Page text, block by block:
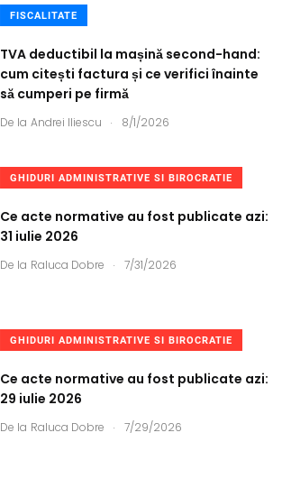
FISCALITATE
TVA deductibil la mașină second-hand:
cum citești factura și ce verifici înainte
să cumperi pe firmă
De la Andrei Iliescu . 8/1/2026
GHIDURI ADMINISTRATIVE SI BIROCRATIE
Ce acte normative au fost publicate azi:
31 iulie 2026
De la Raluca Dobre . 7/31/2026
GHIDURI ADMINISTRATIVE SI BIROCRATIE
Ce acte normative au fost publicate azi:
29 iulie 2026
De la Raluca Dobre . 7/29/2026